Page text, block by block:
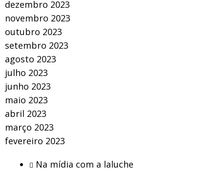
dezembro 2023
novembro 2023
outubro 2023
setembro 2023
agosto 2023
julho 2023
junho 2023
maio 2023
abril 2023
março 2023
fevereiro 2023
Na mídia com a laluche